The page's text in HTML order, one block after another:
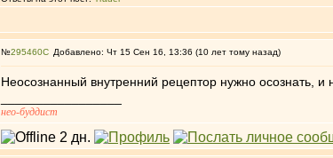
№295460 Добавлено: Чт 15 Сен 16, 13:36 (10 лет тому назад)
Неосознанный внутренний рецептор нужно осознать, и
нео-буддист